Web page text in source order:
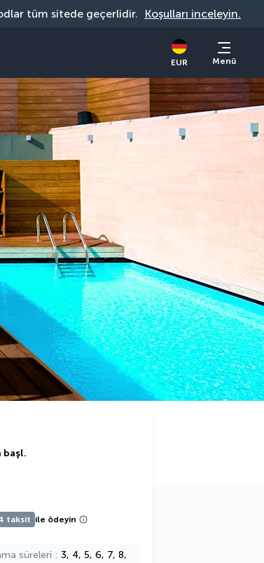
tüm sitede geçerlidir. Koşulları inceleyin.
EUR Menü
başl.
taksit ile ödeyin
süreleri
3, 4, 5, 6, 7, 8,